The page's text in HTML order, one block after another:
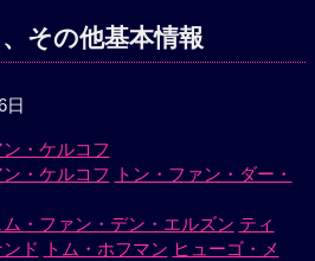
その他基本情報
日
ン・ケルコフ
ン・ケルコフ
トン・ファン・ダー・
ム・ファン・デン・エルズン ティ
ド
トム・ホフマン ヒューゴ・メ